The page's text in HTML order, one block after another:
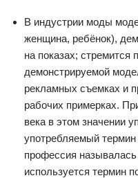
В индустрии моды
женщина, ребёнок),
на показах; стремится
демонстрируемой
рекламных съемках и
рабочих примерках.
века в этом значении
употребляемый
профессия
используется термин